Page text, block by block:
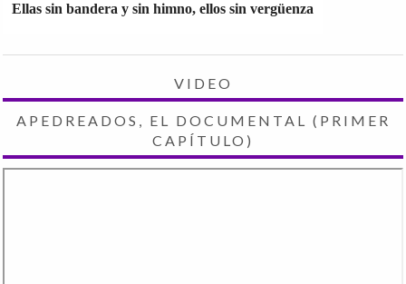
Ellas sin bandera y sin himno, ellos sin vergüenza
VIDEO
APEDREADOS, EL DOCUMENTAL (PRIMER
CAPÍTULO)